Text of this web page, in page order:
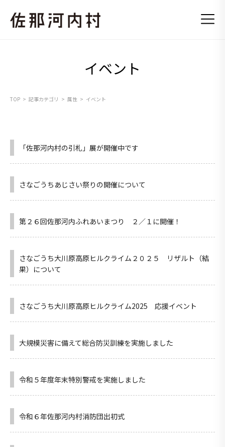
イベント
TOP 記事カテゴリ 属性 イベント
「佐那河内村の引札」展が開催中です
さなごうちあじさい祭りの開催について
第２６回佐那河内ふれあいまつり ２／１に開催！
さなごうち大川原高原ヒルクライム２０２５ リザルト（結
果）について
さなごうち大川原高原ヒルクライム2025 応援イベント
大規模災害に備えて総合防災訓練を実施しました
令和５年度年末特別警戒を実施しました
令和６年佐那河内村消防団出初式